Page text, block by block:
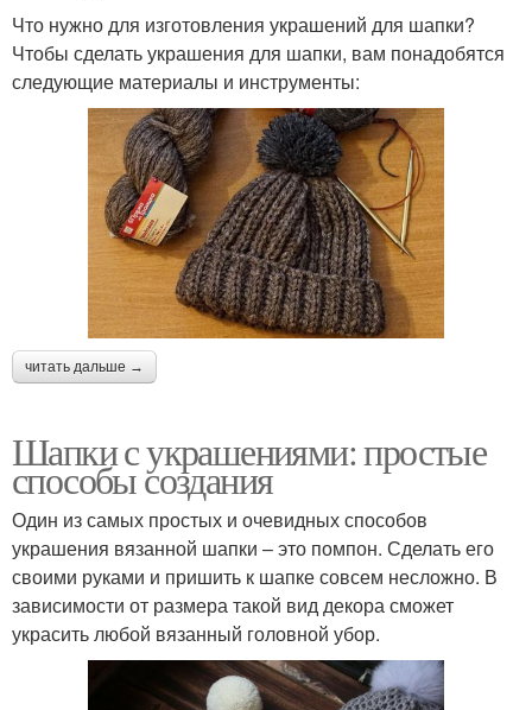
Что нужно для изготовления украшений для шапки?
Чтобы сделать украшения для шапки, вам понадобятся
следующие материалы и инструменты:
читать дальше →
Шапки с украшениями: простые
способы создания
Один из самых простых и очевидных способов
украшения вязанной шапки – это помпон. Сделать его
своими руками и пришить к шапке совсем несложно. В
зависимости от размера такой вид декора сможет
украсить любой вязанный головной убор.